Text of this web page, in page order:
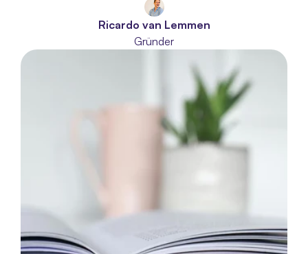
Ricardo van Lemmen
Gründer